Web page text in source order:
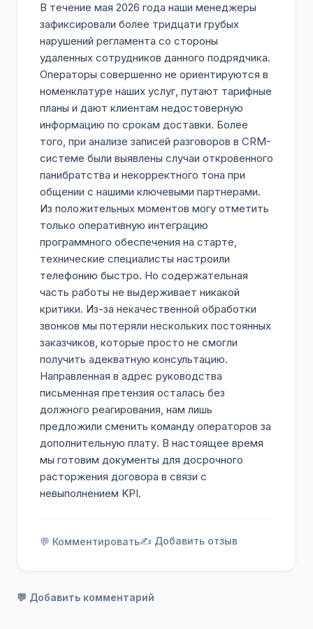
В течение мая 2026 года наши менеджеры
зафиксировали более тридцати грубых
нарушений регламента со стороны
удаленных сотрудников данного подрядчика.
Операторы совершенно не ориентируются в
номенклатуре наших услуг, путают тарифные
планы и дают клиентам недостоверную
информацию по срокам доставки. Более
того, при анализе записей разговоров в CRM-
системе были выявлены случаи откровенного
панибратства и некорректного тона при
общении с нашими ключевыми партнерами.
Из положительных моментов могу отметить
только оперативную интеграцию
программного обеспечения на старте,
технические специалисты настроили
телефонию быстро. Но содержательная
часть работы не выдерживает никакой
критики. Из-за некачественной обработки
звонков мы потеряли нескольких постоянных
заказчиков, которые просто не смогли
получить адекватную консультацию.
Направленная в адрес руководства
письменная претензия осталась без
должного реагирования, нам лишь
предложили сменить команду операторов за
дополнительную плату. В настоящее время
мы готовим документы для досрочного
расторжения договора в связи с
невыполнением KPI.
💬 Комментировать✍️ Добавить отзыв
💬 Добавить комментарий